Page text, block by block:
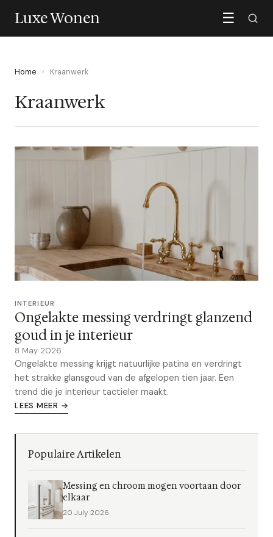
Luxe Wonen ☰
Home › Kraanwerk
Kraanwerk
INTERIEUR
Ongelakte messing verdringt glanzend
goud in je interieur
8 May 2026
Ongelakte messing krijgt natuurlijke patina en verdringt
het strakke glansgoud van de afgelopen tien jaar. Een
trend die je interieur tactieler maakt.
LEES MEER →
Populaire Artikelen
Messing en chroom mogen voortaan door
elkaar
20 July 2026